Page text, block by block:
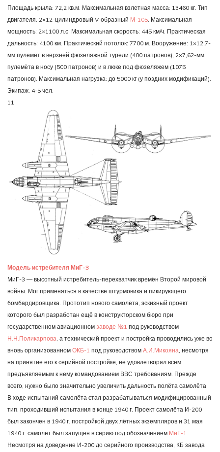
Площадь крыла: 72,2 кв.м. Максимальная взлетная масса: 13460 кг. Тип
двигателя: 2×12-цилиндровый V-образный М-105 . Максимальная
мощность: 2×1100 л.с. Максимальная скорость: 445 км/ч. Практическая
дальность: 4100 км. Практический потолок: 7700 м. Вооружение: 1×12,7-
мм пулемёт в верхней фюзеляжной турели (400 патронов), 2×7,62-мм
пулемёта в носу (500 патронов) и в люке под фюзеляжем (1075
патронов). Максимальная нагрузка: до 5000 кг (у поздних модификаций).
Экипаж: 4-5 чел.
11.
Модель истребителя МиГ-3
МиГ-3 — высотный истребитель-перехватчик времён Второй мировой
войны. Мог применяться в качестве штурмовика и пикирующего
бомбардировщика. Прототип нового самолёта, эскизный проект
которого был разработан ещё в конструкторском бюро при
государственном авиационном заводе №1 под руководством
Н.Н.Поликарпова, а технический проект и постройка проводились уже во
вновь организованном ОКБ-1 под руководством А.И.Микояна, несмотря
на принятие его к серийной постройке, не удовлетворял всем
предъявляемым к нему командованием ВВС требованиям. Прежде
всего, нужно было значительно увеличить дальность полёта самолёта.
В ходе испытаний самолёта стал разрабатываться модифицированный
тип, проходивший испытания в конце 1940 г. Проект самолёта И-200
был закончен в 1940 г. постройкой двух лётных экземпляров и 31 мая
1940 г. самолёт был запущен в серию под обозначением МиГ-1.
Несмотря на доведение И-200 до серийного производства, КБ завода